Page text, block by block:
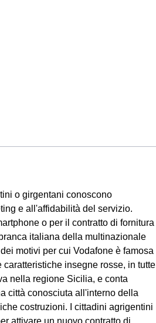
o girgentani conoscono
e all'affidabilità del servizio.
o per il contratto di fornitura
italiana della multinazionale
motivi per cui Vodafone è famosa
insegne rosse, in tutte
nella regione Sicilia, e conta
città conosciuta all'interno della
costruzioni. I cittadini agrigentini
attivare un nuovo contratto di